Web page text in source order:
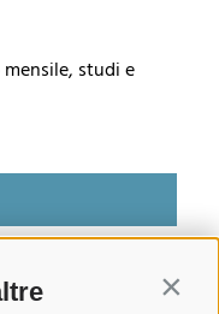
studi e